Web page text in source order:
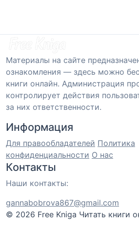
Материалы на сайте
ознакомления — здесь можно
книги онлайн. Администрация
контролирует действия
за них ответственности.
Информация
Для правообладателей Политика
конфиденциальности О нас
Контакты
Наши контакты:
gannabobrova867@gmail.com
© 2026 Free Kniga Читать книги